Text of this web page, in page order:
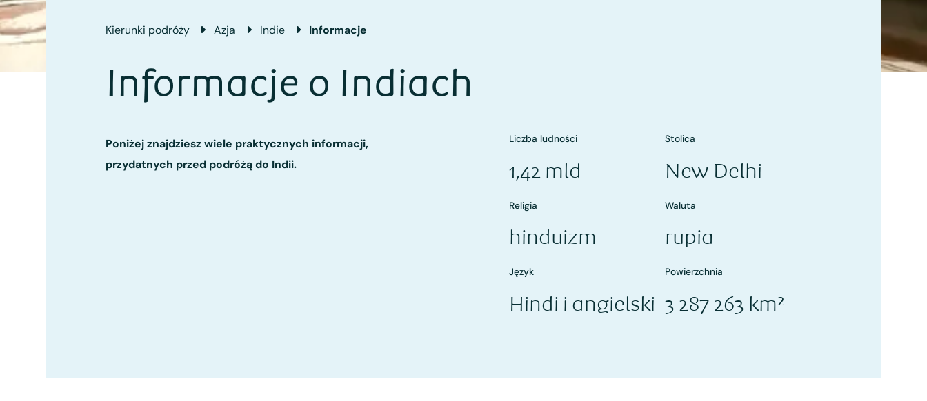
Kierunki podróży Azja Indie Informacje
Informacje o Indiach
Poniżej znajdziesz wiele praktycznych informacji,
przydatnych przed podróżą do Indii.
Liczba ludności
1,42 mld
Stolica
New Delhi
Religia
hinduizm
Waluta
rupia
Język
Hindi i angielski
Powierzchnia
3 287 263 km²